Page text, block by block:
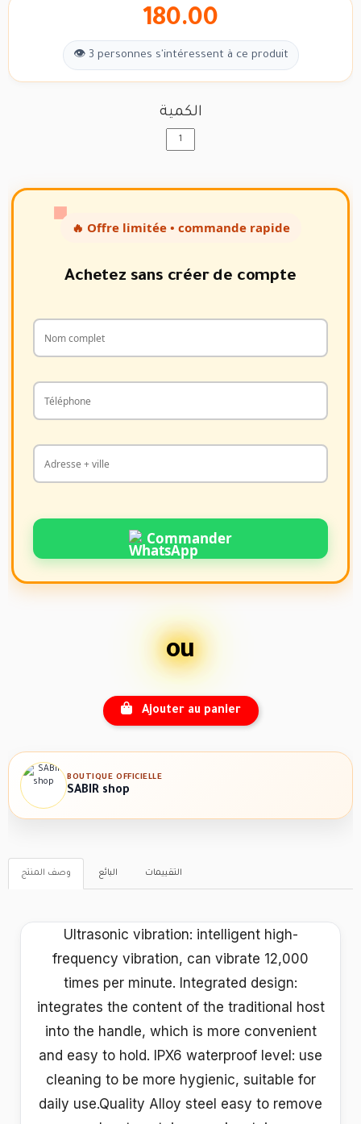
180.00
👁 3 personnes s'intéressent à ce produit
الكمية
🔥 Offre limitée • commande rapide
Achetez sans créer de compte
Commander
ou
Ajouter au panier
BOUTIQUE OFFICIELLE
SABIR shop
وصف المنتج البائع التقييمات
Ultrasonic vibration: intelligent high-
frequency vibration, can vibrate 12,000
times per minute. Integrated design:
integrates the content of the traditional host
into the handle, which is more convenient
and easy to hold. IPX6 waterproof level: use
cleaning to be more hygienic, suitable for
daily use.Quality Alloy steel easy to remove